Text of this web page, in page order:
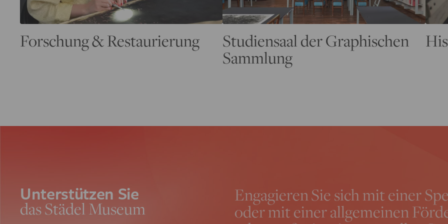
Forschung & Restaurierung
Studiensaal der Graphischen
Sammlung
Unterstützen Sie
das Städel Museum
Engagieren Sie sich mit einer
oder mit einer allgemeinen